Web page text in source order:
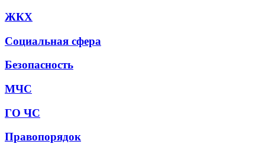
ЖКХ
Социальная сфера
Безопасность
МЧС
ГО ЧС
Правопорядок